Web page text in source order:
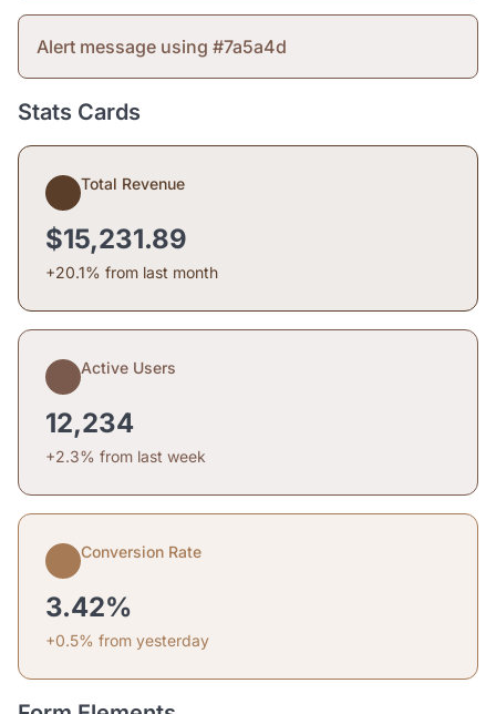
Alert message using #7a5a4d
Stats Cards
Total Revenue
$15,231.89
+20.1% from last month
Active Users
12,234
+2.3% from last week
Conversion Rate
3.42%
+0.5% from yesterday